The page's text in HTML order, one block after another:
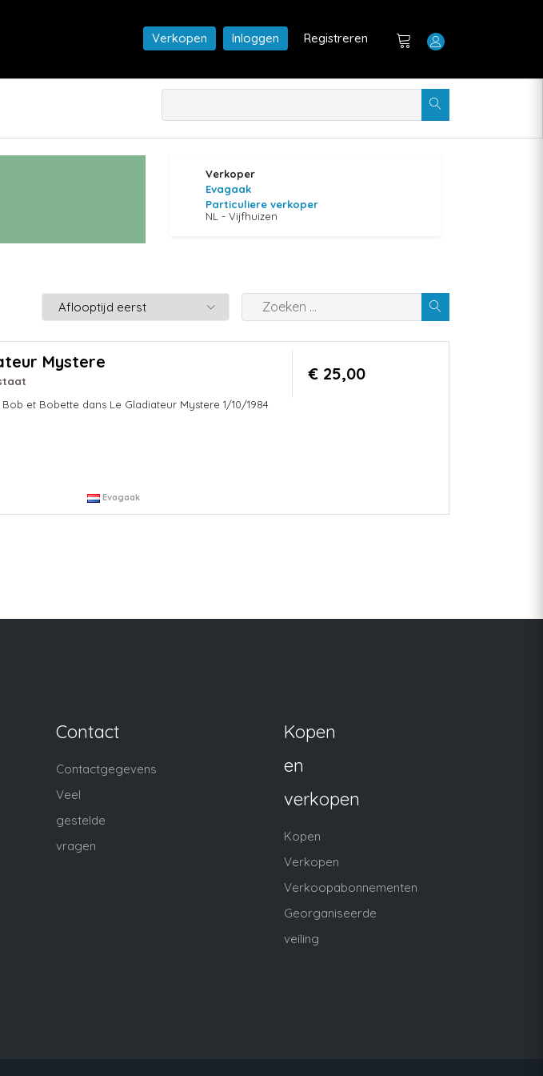
Verkopen Inloggen Registreren
Verkoper
Evagaak
Particuliere verkoper
NL - Vijfhuizen
Mystere
et Bobette dans Le Gladiateur Mystere 1/10/1984
€ 25,00
Evagaak
Contact
Contactgegevens
Veel
gestelde
vragen
Kopen
en
verkopen
Kopen
Verkopen
Verkoopabonnementen
Georganiseerde
veiling